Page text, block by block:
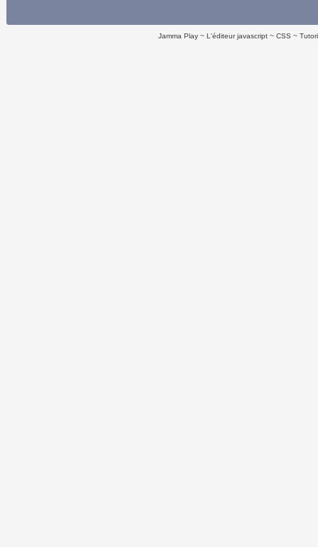
Jamma Play L'éditeur javascript CSS